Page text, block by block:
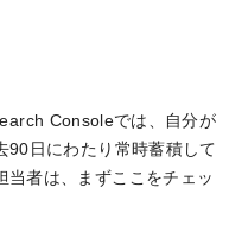
Consoleでは、自分が
90日にわたり常時蓄積して
当者は、まずここをチェッ